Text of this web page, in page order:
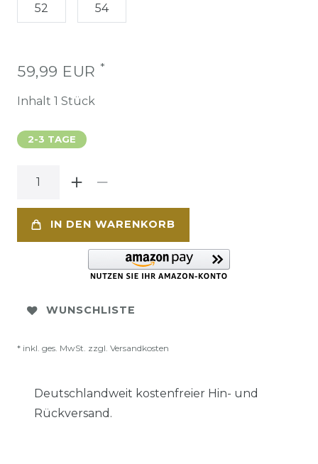
52 54
59,99 EUR *
Inhalt 1 Stück
2-3 TAGE
IN DEN WARENKORB
WUNSCHLISTE
* inkl. ges. MwSt. zzgl. Versandkosten
Deutschlandweit kostenfreier Hin- und
Rückversand.